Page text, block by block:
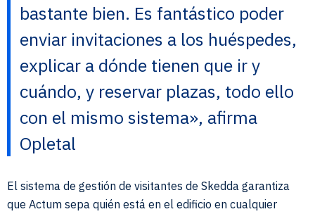
bastante bien. Es fantástico poder
enviar invitaciones a los huéspedes,
explicar a dónde tienen que ir y
cuándo, y reservar plazas, todo ello
con el mismo sistema», afirma
Opletal
El sistema de gestión de visitantes de Skedda garantiza
que Actum sepa quién está en el edificio en cualquier